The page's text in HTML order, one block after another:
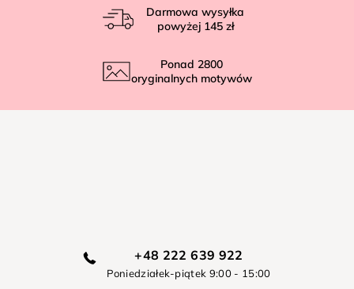
Darmowa wysyłka
powyżej 145 zł
Ponad 2800
oryginalnych motywów
+48 222 639 922
Poniedziałek-piątek 9:00 - 15:00